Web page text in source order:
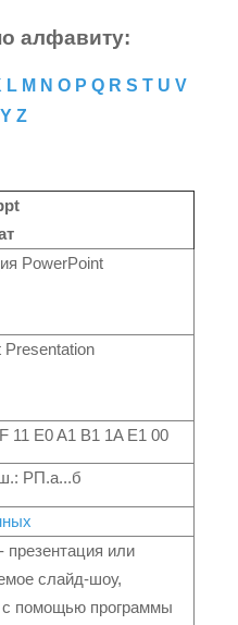
алфавиту:
L M N O P Q R S T U V
Y Z
PowerPoint
Presentation
11 E0 A1 B1 1A E1 00
РП.а...б
презентация или
слайд-шоу,
с помощью программы